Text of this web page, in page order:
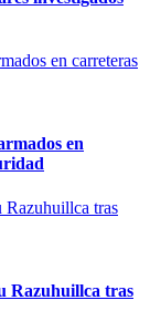
en
Razuhuillca tras